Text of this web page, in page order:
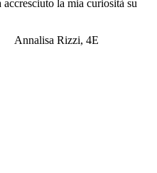
accresciuto la mia curiosità su
4E